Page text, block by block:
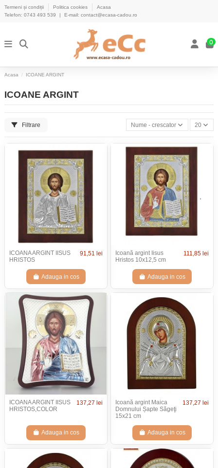
Termeni și condiții Politica cookies
Acasa
Telefon: 0743 493 539 | E-mail: contact@ecasa-cadou.ro
0
Acasa ICOANE ARGINT
ICOANE ARGINT
Filtrare Nume - crescator 20
ICOANA ARGINT IISUS
HRISTOS
91,51 lei
Adauga in cos
Icoană argint Iisus
Hristos 10x12,5 cm
111,85 lei
Adauga in cos
ICOANA ARGINT IISUS
HRISTOS,COLOR
137,27 lei
Adauga in cos
Icoană argint Maica
Domnului Șapte Săgeţi
15x21 cm
137,27 lei
Adauga in cos